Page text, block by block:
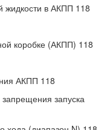
жидкости в АКПП 118
коробке (АКПП) 118
АКПП 118
запуска